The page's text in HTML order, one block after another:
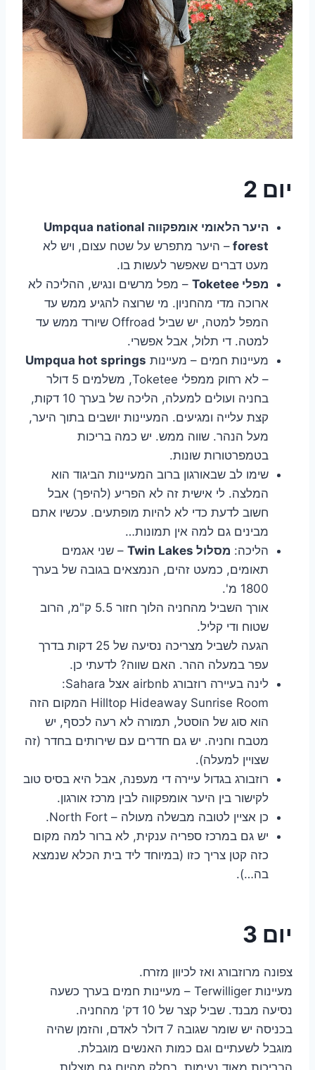
יום 2
היער הלאומי אומפקווה Umpqua national
forest – היער מתפרש על שטח עצום, ויש לא
מעט דברים שאפשר לעשות בו.
מפלי Toketee
– מפל מרשים ונגיש, ההליכה לא
ארוכה מדי מהחניון. מי שרוצה להגיע ממש עד
המפל למטה, יש שביל Offroad שיורד ממש עד
למטה. די תלול, אבל אפשרי.
מעיינות חמים – מעיינות Umpqua hot springs
– לא רחוק ממפלי Toketee, משלמים 5 דולר
בחניה ועולים למעלה, הליכה של בערך 10 דקות,
קצת עלייה ומגיעים. המעיינות יושבים בתוך היער,
מעל הנהר. שווה ממש. יש כמה בריכות
בטמפרטורות שונות.
שימו לב שבאורגון ברוב המעיינות הביגוד הוא
המלצה. לי אישית זה לא הפריע (להיפך) אבל
חשוב לדעת כדי לא להיות מופתעים. עכשיו אתם
מבינים גם למה אין תמונות…
הליכה: מסלול Twin Lakes
– שני אגמים
תאומים, כמעט זהים, הנמצאים בגובה של בערך
1800 מ'.
אורך השביל מהחניה הלוך חזור 5.5 ק"מ, הרוב
שטוח ודי קליל.
הגעה לשביל מצריכה נסיעה של 25 דקות בדרך
עפר במעלה ההר. האם שווה? לדעתי כן.
לינה בעיירה רוזבורג airbnb אצל Sahara:
Hilltop Hideaway Sunrise Room המקום הזה
הוא סוג של הוסטל, תמורה לא רעה לכסף, יש
מטבח וחניה. יש גם חדרים עם שירותים בחדר (זה
שצויין למעלה).
רוזבורג בגדול עיירה די מעפנה, אבל היא בסיס טוב
לקישור בין היער אומפקווה לבין מרכז אורגון.
כן אציין לטובה מבשלה מעולה – North Fort.
יש גם במרכז ספריה ענקית, לא ברור למה מקום
כזה קטן צריך כזו (במיוחד ליד בית הכלא שנמצא
בה…).
יום 3
צפונה מרוזבורג ואז לכיוון מזרח.
מעיינות Terwilliger – מעיינות חמים בערך כשעה
נסיעה מבנד. שביל קצר של 10 דק' מהחניה.
בכניסה יש שומר שגובה 7 דולר לאדם, והזמן שהיה
מוגבל לשעתיים וגם כמות האנשים מוגבלת.
הבריכות מאוד נעימות, בחלק מהיום גם מוצלות,